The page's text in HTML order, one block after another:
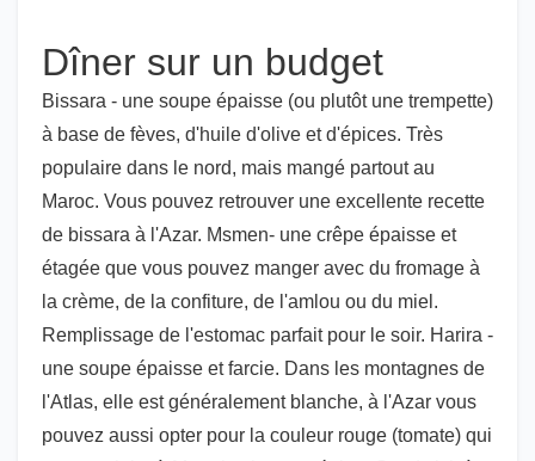
Dîner sur un budget
Bissara - une soupe épaisse (ou plutôt une trempette)
à base de fèves, d'huile d'olive et d'épices. Très
populaire dans le nord, mais mangé partout au
Maroc. Vous pouvez retrouver une excellente recette
de bissara à l'Azar. Msmen- une crêpe épaisse et
étagée que vous pouvez manger avec du fromage à
la crème, de la confiture, de l'amlou ou du miel.
Remplissage de l'estomac parfait pour le soir. Harira -
une soupe épaisse et farcie. Dans les montagnes de
l'Atlas, elle est généralement blanche, à l'Azar vous
pouvez aussi opter pour la couleur rouge (tomate) qui